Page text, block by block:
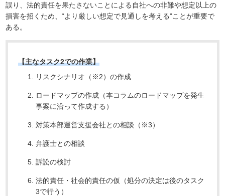
誤り、法的責任を果たさないことによる自社への非難や想定以上の
損害を招くため、“より厳しい想定で見通しを考える”ことが重要で
ある。
【主なタスク2での作業】
リスクシナリオ（※2）の作成
ロードマップの作成（本コラムのロードマップを発生
事案に沿って作成する）
対策本部運営支援会社との相談（※3）
弁護士との相談
訴訟の検討
法的責任・社会的責任の仮（処分の決定は後のタスク
3で行う）